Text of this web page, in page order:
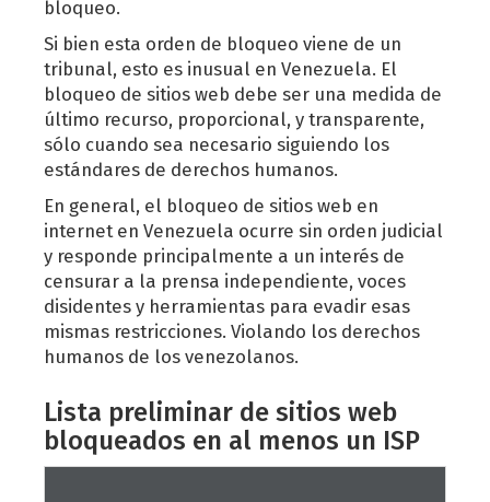
bloqueo.
Si bien esta orden de bloqueo viene de un
tribunal, esto es inusual en Venezuela. El
bloqueo de sitios web debe ser una medida de
último recurso, proporcional, y transparente,
sólo cuando sea necesario siguiendo los
estándares de derechos humanos.
En general, el bloqueo de sitios web en
internet en Venezuela ocurre sin orden judicial
y responde principalmente a un interés de
censurar a la prensa independiente, voces
disidentes y herramientas para evadir esas
mismas restricciones. Violando los derechos
humanos de los venezolanos.
Lista preliminar de sitios web
bloqueados en al menos un ISP